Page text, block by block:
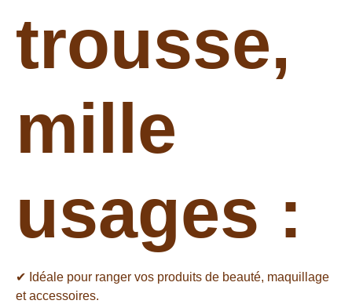
trousse,
mille
usages :
✔ Idéale pour ranger vos produits de beauté, maquillage
et accessoires.